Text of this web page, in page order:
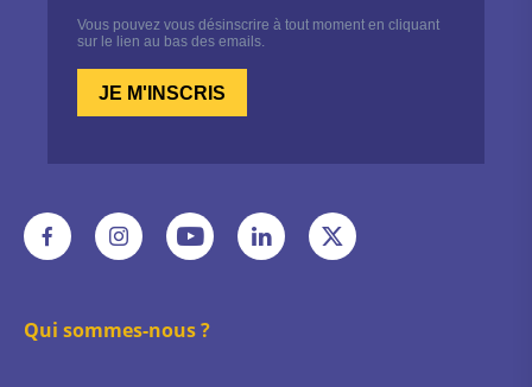
Voir
notre
Facebook
Voir
notre
Instagram
Voir
notre
Youtube
Voir
notre
Voir
notre
Qui sommes-nous ?